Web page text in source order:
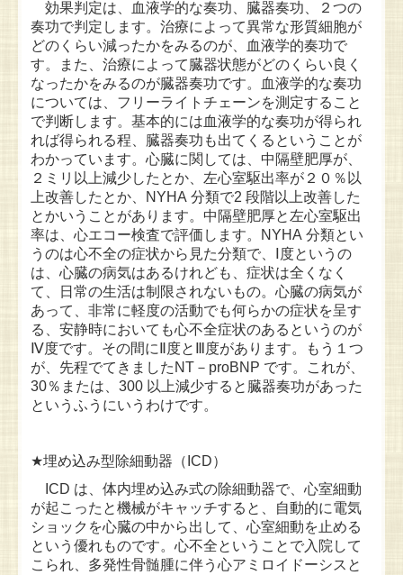
効果判定は、血液学的な奏功、臓器奏功、２つの
奏功で判定します。治療によって異常な形質細胞が
どのくらい減ったかをみるのが、血液学的奏功で
す。また、治療によって臓器状態がどのくらい良く
なったかをみるのが臓器奏功です。血液学的な奏功
については、フリーライトチェーンを測定すること
で判断します。基本的には血液学的な奏功が得られ
れば得られる程、臓器奏功も出てくるということが
わかっています。心臓に関しては、中隔壁肥厚が、
２ミリ以上減少したとか、左心室駆出率が２０％以
上改善したとか、NYHA 分類で2 段階以上改善した
とかいうことがあります。中隔壁肥厚と左心室駆出
率は、心エコー検査で評価します。NYHA 分類とい
うのは心不全の症状から見た分類で、Ⅰ度というの
は、心臓の病気はあるけれども、症状は全くなく
て、日常の生活は制限されないもの。心臓の病気が
あって、非常に軽度の活動でも何らかの症状を呈す
る、安静時においても心不全症状のあるというのが
Ⅳ度です。その間にⅡ度とⅢ度があります。もう１つ
が、先程でてきましたNT－proBNP です。これが、
30％または、300 以上減少すると臓器奏功があった
というふうにいうわけです。
★埋め込み型除細動器（ICD）
ICD は、体内埋め込み式の除細動器で、心室細動
が起こったと機械がキャッチする と、自動的に電気
ショックを心臓の中から出して、心室細動を止める
という優れものです。心不全ということで入院して
こられ、多発性骨髄腫に伴う心アミロイドーシスと